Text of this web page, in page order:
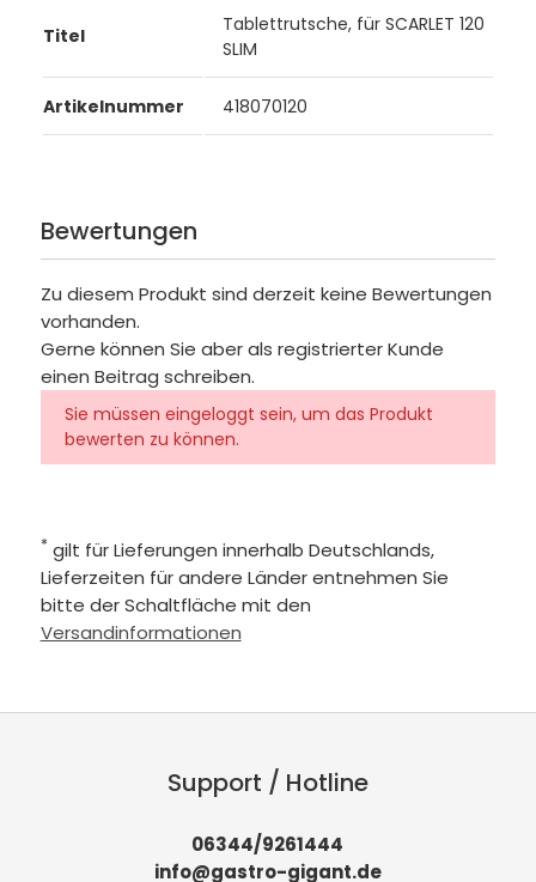
Titel
Tablettrutsche, für SCARLET 120
SLIM
Artikelnummer 418070120
Bewertungen
Zu diesem Produkt sind derzeit keine Bewertungen
vorhanden.
Gerne können Sie aber als registrierter Kunde
einen Beitrag schreiben.
Sie müssen eingeloggt sein, um das Produkt
bewerten zu können.
* gilt für Lieferungen innerhalb Deutschlands,
Lieferzeiten für andere Länder entnehmen Sie
bitte der Schaltfläche mit den
Versandinformationen
Support / Hotline
06344/9261444
info@gastro-gigant.de